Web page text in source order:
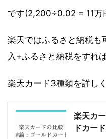
です(2,200÷0.02 = 11万
楽天ではふるさと納税も
入+ふるさと納税をすれ
楽天カード3種類を詳し
楽天カ
ドカー